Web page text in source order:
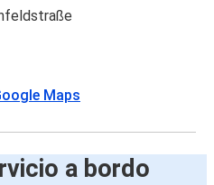
París Orly
Maps
a bordo